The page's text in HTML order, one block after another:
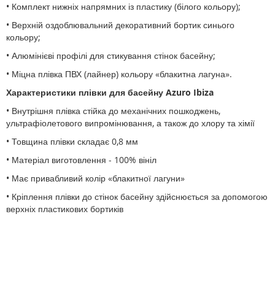
• Комплект нижніх напрямних із пластику (білого кольору);
• Верхній оздоблювальний декоративний бортик синього
кольору;
• Алюмінієві профілі для стикування стінок басейну;
• Міцна плівка ПВХ (лайнер) кольору «блакитна лагуна».
Характеристики плівки для басейну Azuro Ibiza
• Внутрішня плівка стійка до механічних пошкоджень,
ультрафіолетового випромінювання, а також до хлору та хімії
• Товщина плівки складає 0,8 мм
• Матеріал виготовлення - 100% вініл
• Має привабливий колір «блакитної лагуни»
• Кріплення плівки до стінок басейну здійснюється за допомогою
верхніх пластикових бортиків